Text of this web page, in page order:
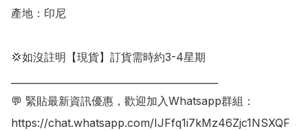
產地：印尼
💢如沒註明【現貨】訂貨需時約3-4星期
💬 緊貼最新資訊優惠，歡迎加入Whatsapp群組：
https://chat.whatsapp.com/IJFfq1i7kMz46Zjc1NSXQF